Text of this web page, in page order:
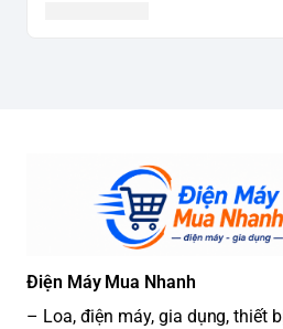
Điện Máy Mua Nhanh
– Loa, điện máy, gia dụng, thiết